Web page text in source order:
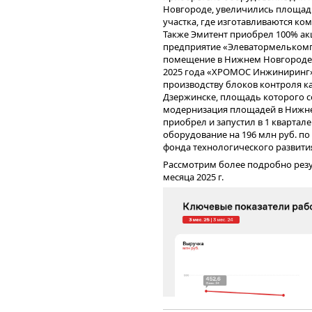
Инжиниринг» приобретено 17
осуществления работ в рамках
импортозамещающих
предприятия ООО «ХРОМОС
50 млн руб. от третьего
исполнение безотзывной
оставшиеся 200 млн руб. — на
Все показатели долговой
уровне. Несмотря на
процентного покрытия
По итогам 6 месяцев 2025 года
9,8%, а рентабельность по
больше АППГ. Ключевая
Основным сегментом,
неизменно продолжает
которого по итогам 1 квартала
76%. Сегмент С2С, который
демонстрирует динамичное
клиентской базы, так и в
Этому способствует развитие
пополнился сервисами
«Переезд» (с предоставлением
например, работодателем).
Новгороде, увеличились
участка, где изготавливаются
Также Эмитент приобрел 100%
предприятие
помещение в Нижнем
2025 года «ХРОМОС
производству блоков контроля
Дзержинске, площадь которого
модернизация площадей в
приобрел и запустил в 1
оборудование на 196 млн руб.
фонда технологического
Рассмотрим более подробно
месяца 2025 г.